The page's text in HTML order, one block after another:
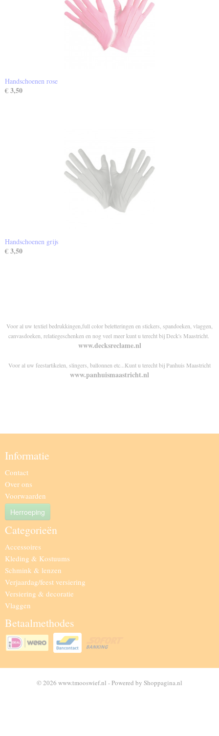
Handschoenen rose
€ 3,50
Handschoenen grijs
€ 3,50
Voor al uw textiel bedrukkingen,full color beletteringen en stickers, spandoeken, vlaggen,
canvasdoeken, relatiegeschenken en nog veel meer kunt u terecht bij Deck's Maastricht.
www.decksreclame.nl
Voor al uw feestartikelen, slingers, ballonnen etc...Kunt u terecht bij Panhuis Maastricht
www.panhuismaastricht.nl
Informatie
Contact
Over ons
Voorwaarden
Herroeping
Categorieën
Accessoires
Kleding & Kostuums
Schmink & lenzen
Verjaardag/feest versiering
Versiering & decoratie
Vlaggen
Betaalmethodes
© 2026 www.tmooswief.nl - Powered by Shoppagina.nl